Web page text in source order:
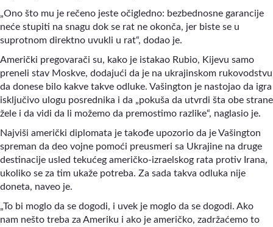
„Ono što mu je rečeno jeste očigledno: bezbednosne garancije
neće stupiti na snagu dok se rat ne okonča, jer biste se u
suprotnom direktno uvukli u rat“, dodao je.
Američki pregovarači su, kako je istakao Rubio, Kijevu samo
preneli stav Moskve, dodajući da je na ukrajinskom rukovodstvu
da donese bilo kakve takve odluke. Vašington je nastojao da igra
isključivo ulogu posrednika i da „pokuša da utvrdi šta obe strane
žele i da vidi da li možemo da premostimo razlike“, naglasio je.
Najviši američki diplomata je takođe upozorio da je Vašington
spreman da deo vojne pomoći preusmeri sa Ukrajine na druge
destinacije usled tekućeg američko-izraelskog rata protiv Irana,
ukoliko se za tim ukaže potreba. Za sada takva odluka nije
doneta, naveo je.
„To bi moglo da se dogodi, i uvek je moglo da se dogodi. Ako
nam nešto treba za Ameriku i ako je američko, zadržaćemo to